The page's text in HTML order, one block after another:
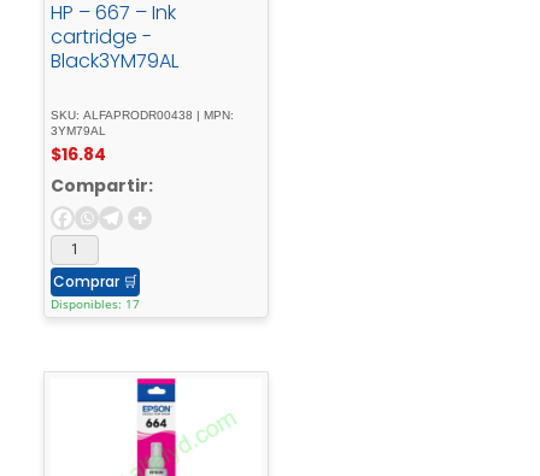
HP – 667 – Ink
cartridge -
Black3YM79AL
SKU: ALFAPRODR00438 | MPN:
3YM79AL
$16.84
Compartir:
Comprar 🛒
Disponibles: 17